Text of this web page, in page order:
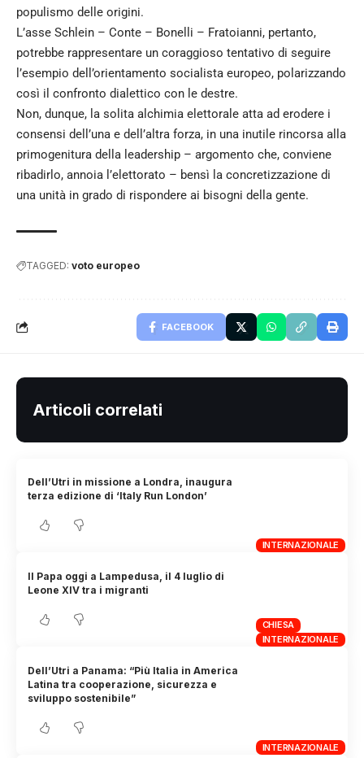
populismo delle origini.
L’asse Schlein – Conte – Bonelli – Fratoianni, pertanto,
potrebbe rappresentare un coraggioso tentativo di seguire
l’esempio dell’orientamento socialista europeo, polarizzando
così il confronto dialettico con le destre.
Non, dunque, la solita alchimia elettorale atta ad erodere i
consensi dell’una e dell’altra forza, in una inutile rincorsa alla
primogenitura della leadership – argomento che, conviene
ribadirlo, annoia l’elettorato – bensì la concretizzazione di
una unità in grado di rispondere ai bisogni della gente.
TAGGED: voto europeo
FACEBOOK
Articoli correlati
INTERNAZIONALE
Dell’Utri in missione a Londra, inaugura
terza edizione di ‘Italy Run London’
CHIESA
INTERNAZIONALE
Il Papa oggi a Lampedusa, il 4 luglio di
Leone XIV tra i migranti
INTERNAZIONALE
Dell’Utri a Panama: “Più Italia in America
Latina tra cooperazione, sicurezza e
sviluppo sostenibile”